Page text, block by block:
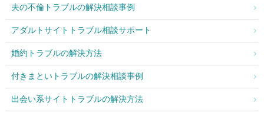
夫の不倫トラブルの解決相談事例
アダルトサイトトラブル相談サポート
婚約トラブルの解決方法
付きまといトラブルの解決相談事例
出会い系サイトトラブルの解決方法